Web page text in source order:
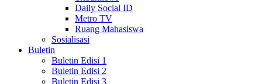
Daily Social ID
Metro TV
Ruang Mahasiswa
Sosialisasi
Buletin
Buletin Edisi 1
Buletin Edisi 2
Buletin Edisi 3